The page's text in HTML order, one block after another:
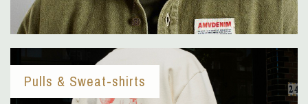
Pulls & Sweat-shirts